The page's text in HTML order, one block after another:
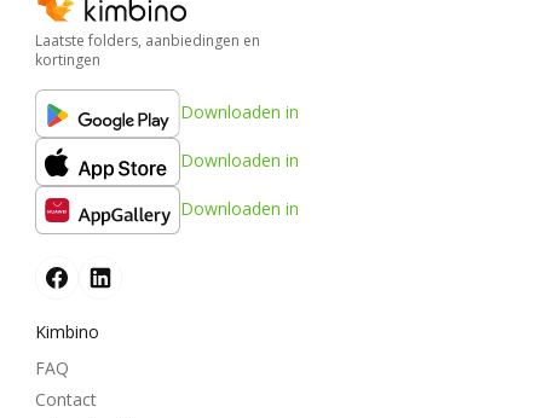
Laatste folders, aanbiedingen en
kortingen
Downloaden in
Downloaden in
Downloaden in
Kimbino
FAQ
Contact